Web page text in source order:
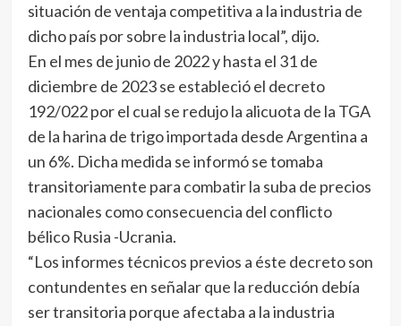
situación de ventaja competitiva a la industria de
dicho país por sobre la industria local”, dijo.
En el mes de junio de 2022 y hasta el 31 de
diciembre de 2023 se estableció el decreto
192/022 por el cual se redujo la alicuota de la TGA
de la harina de trigo importada desde Argentina a
un 6%. Dicha medida se informó se tomaba
transitoriamente para combatir la suba de precios
nacionales como consecuencia del conflicto
bélico Rusia -Ucrania.
“Los informes técnicos previos a éste decreto son
contundentes en señalar que la reducción debía
ser transitoria porque afectaba a la industria